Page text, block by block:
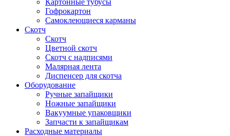
Гофрокартон
Самоклеющиеся карманы
Скотч
Скотч
Цветной скотч
Скотч с надписями
Малярная лента
Диспенсер для скотча
Оборудование
Ручные запайщики
Ножные запайщики
Вакуумные упаковщики
Запчасти к запайщикам
Расходные материалы